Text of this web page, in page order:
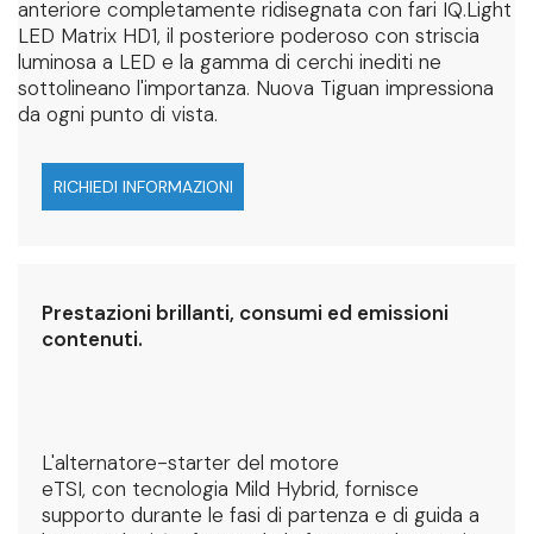
anteriore completamente ridisegnata con fari IQ.Light
LED Matrix HD1, il posteriore poderoso con striscia
luminosa a LED e la gamma di cerchi inediti ne
sottolineano l'importanza. Nuova Tiguan impressiona
da ogni punto di vista.
RICHIEDI INFORMAZIONI
Prestazioni brillanti, consumi ed emissioni
contenuti.
L'alternatore-starter del motore
eTSI, con tecnologia Mild Hybrid, fornisce
supporto durante le fasi di partenza e di guida a